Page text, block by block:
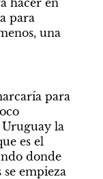
hacer en
para
una
para
Uruguay la
es el
donde
se empieza